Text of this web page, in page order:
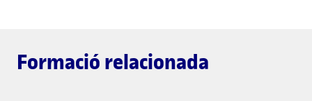
Formació relacionada